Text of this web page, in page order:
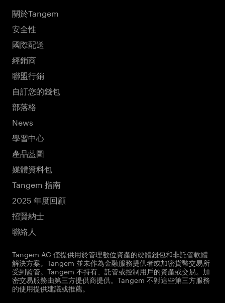
關於Tangem
安全性
國際配送
經銷商
聯盟行銷
自訂您的錢包
部落格
News
學習中心
產品藍圖
媒體資料包
Tangem 指南
2025 年度回顧
招賢納士
聯絡人
Tangem AG 僅提供用於管理數位資產的硬體錢包和非託管軟體
解決方案。Tangem 並未作為金融服務提供者或加密貨幣交易所
受到監管。Tangem 不持有、託管或控制用戶的資產或交易。加
密交易服務由第三方提供商提供。Tangem 不對這些第三方服務
的使用提供建議或推薦。